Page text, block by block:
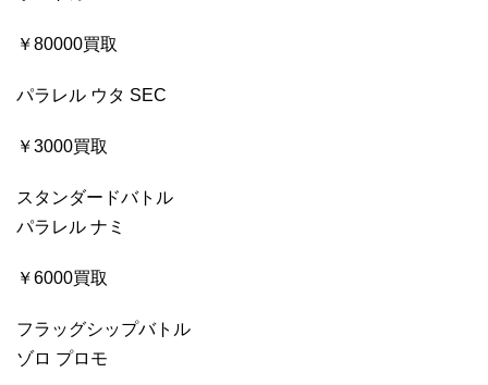
￥80000買取
パラレル ウタ SEC
￥3000買取
スタンダードバトル
パラレル ナミ
￥6000買取
フラッグシップバトル
ゾロ プロモ